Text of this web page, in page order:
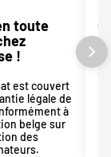
toute
!
est couvert
légale de
à
belge sur
des